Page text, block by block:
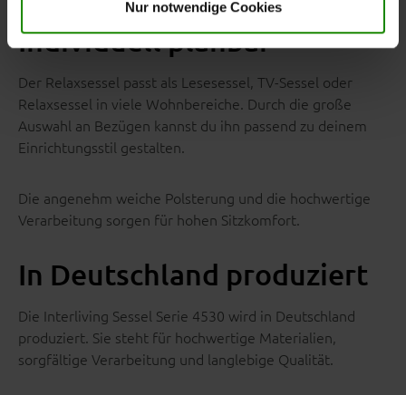
Nur notwendige Cookies
Individuell planbar
Der Relaxsessel passt als Lesesessel, TV-Sessel oder
Relaxsessel in viele Wohnbereiche. Durch die große
Auswahl an Bezügen kannst du ihn passend zu deinem
Einrichtungsstil gestalten.
Die angenehm weiche Polsterung und die hochwertige
Verarbeitung sorgen für hohen Sitzkomfort.
In Deutschland produziert
Die Interliving Sessel Serie 4530 wird in Deutschland
produziert. Sie steht für hochwertige Materialien,
sorgfältige Verarbeitung und langlebige Qualität.